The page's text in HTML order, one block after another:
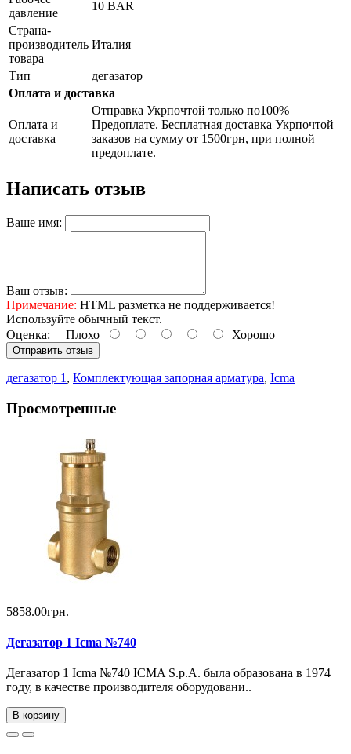
давление
10 BAR
Страна-
производитель
товара
Италия
Тип
дегазатор
Оплата и доставка
Оплата и
доставка
Отправка Укрпочтой только по100%
Предоплате. Бесплатная доставка Укрпочтой
заказов на сумму от 1500грн, при полной
предоплате.
Написать отзыв
Ваше имя:
Ваш отзыв:
Примечание: HTML разметка не поддерживается!
Используйте обычный текст.
Оценка: Плохо Хорошо
Отправить отзыв
дегазатор 1 , Комплектующая запорная арматура, Icma
Просмотренные
5858.00грн.
Дегазатор 1 Icma №740
Дегазатор 1 Icma №740 ICMA S.p.A. была образована в 1974
году, в качестве производителя оборудовани..
В корзину